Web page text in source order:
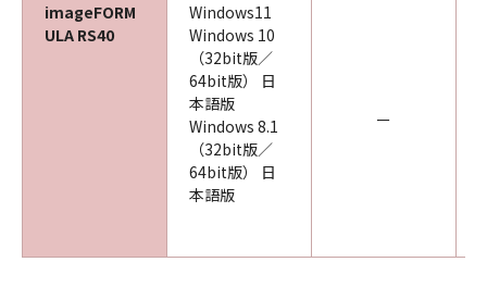
imageFORM
ULA RS40
Windows11
Windows 10
（32bit版／
64bit版） 日
本語版
Windows 8.1
（32bit版／
64bit版） 日
本語版
ー